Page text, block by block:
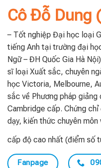
Cô Đỗ Dung
– Tốt nghiệp Đại học loại
tiếng Anh tại trường đại
Ngữ – ĐH Quốc Gia Hà
sĩ loại Xuất sắc, chuyên
học Victoria, Melbourne,
sắc về Phương pháp
Cambridge cấp. Chứng
dạy, kiến thức chuyên môn
cấp độ cao nhất (điểm số
Fanpage